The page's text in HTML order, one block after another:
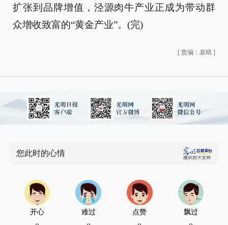
扩张到品牌增值，泾源肉牛产业正成为带动群
众增收致富的“黄金产业”。(完)
[ 责编：袁晴 ]
您此时的心情
开心 难过 点赞 飘过